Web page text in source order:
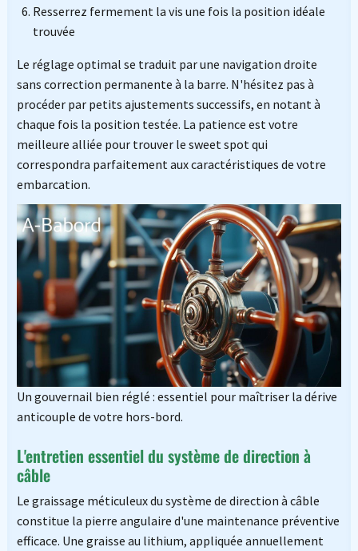
Resserrez fermement la vis une fois la position idéale
trouvée
Le réglage optimal se traduit par une navigation droite
sans correction permanente à la barre. N'hésitez pas à
procéder par petits ajustements successifs, en notant à
chaque fois la position testée. La patience est votre
meilleure alliée pour trouver le sweet spot qui
correspondra parfaitement aux caractéristiques de votre
embarcation.
Un gouvernail bien réglé : essentiel pour maîtriser la dérive
anticouple de votre hors-bord.
L'entretien essentiel du système de direction à
câble
Le graissage méticuleux du système de direction à câble
constitue la pierre angulaire d'une maintenance préventive
efficace. Une graisse au lithium, appliquée annuellement